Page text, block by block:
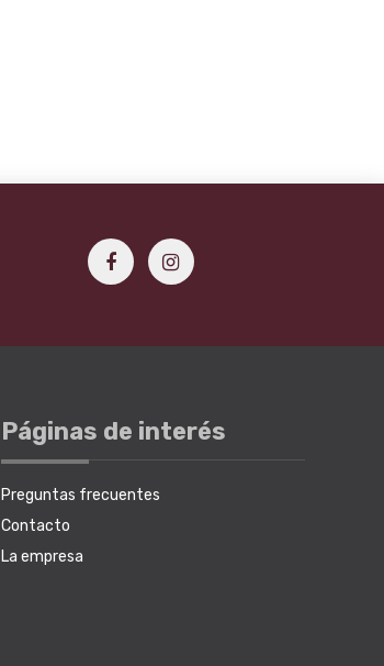
Páginas de interés
Preguntas frecuentes
Contacto
La empresa